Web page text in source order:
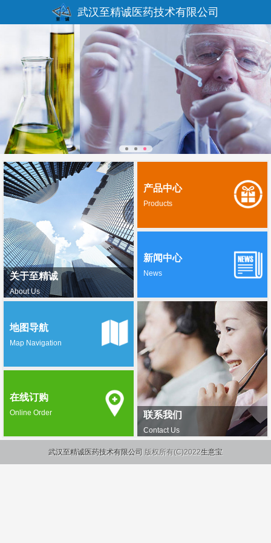
武汉至精诚医药技术有限公司
关于至精诚
About Us
产品中心
Products
新闻中心
News
联系我们
Contact Us
地图导航
Map Navigation
在线订购
Online Order
武汉至精诚医药技术有限公司 版权所有(C)2022生意宝